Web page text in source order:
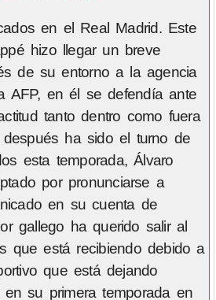
en el Real Madrid. Este
hizo llegar un breve
de su entorno a la agencia
AFP, en él se defendía ante
tanto dentro como fuera
ha sido el turno de
esta temporada, Álvaro
por pronunciarse a
en su cuenta de
gallego ha querido salir al
que está recibiendo debido a
que está dejando
su primera temporada en